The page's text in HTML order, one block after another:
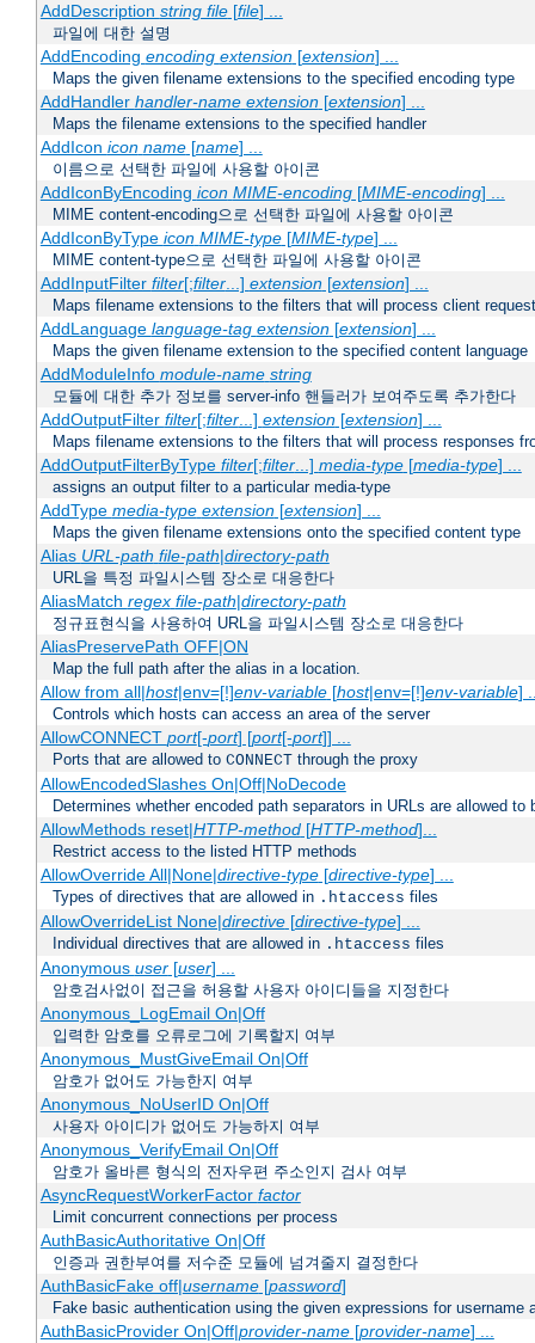
AddDescription string file[file] ...
파일에 대한 설명
AddEncoding encoding extension[extension] ...
Maps the given filename extensions to the specified encoding type
AddHandler handler-name extension[extension] ...
Maps the filename extensions to the specified handler
AddIcon icon name[name] ...
이름으로 선택한 파일에 사용할 아이콘
AddIconByEncoding icon MIME-encoding[MIME-encoding] ...
MIME content-encoding으로 선택한 파일에 사용할 아이콘
AddIconByType icon MIME-type[MIME-type] ...
MIME content-type으로 선택한 파일에 사용할 아이콘
AddInputFilter filter[;filter...] extension[extension] ...
Maps filename extensions to the filters that will process client
AddLanguage language-tag extension[extension] ...
Maps the given filename extension to the specified content language
AddModuleInfo module-name string
모듈에 대한 추가 정보를 server-info 핸들러가 보여주도록 추가한다
AddOutputFilter filter[;filter...] extension[extension] ...
Maps filename extensions to the filters that will process responses
AddOutputFilterByType filter[;filter...] media-type[media-type] ...
assigns an output filter to a particular media-type
AddType media-type extension[extension] ...
Maps the given filename extensions onto the specified content type
Alias URL-path file-path|directory-path
URL을 특정 파일시스템 장소로 대응한다
AliasMatch regex file-path|directory-path
정규표현식을 사용하여 URL을 파일시스템 장소로 대응한다
AliasPreservePath OFF|ON
Map the full path after the alias in a location.
Allow from all|host|env=[!]env-variable[host|env=[!]env-variable]
Controls which hosts can access an area of the server
AllowCONNECT port[-port] [port[-port]] ...
Ports that are allowed to CONNECT through the proxy
AllowEncodedSlashes On|Off|NoDecode
Determines whether encoded path separators in URLs are allowed to
AllowMethods reset|HTTP-method[HTTP-method]...
Restrict access to the listed HTTP methods
AllowOverride All|None|directive-type[directive-type] ...
Types of directives that are allowed in .htaccess files
AllowOverrideList None|directive[directive-type] ...
Individual directives that are allowed in .htaccess files
Anonymous user[user] ...
암호검사없이 접근을 허용할 사용자 아이디들을 지정한다
Anonymous_LogEmail On|Off
입력한 암호를 오류로그에 기록할지 여부
Anonymous_MustGiveEmail On|Off
암호가 없어도 가능한지 여부
Anonymous_NoUserID On|Off
사용자 아이디가 없어도 가능하지 여부
Anonymous_VerifyEmail On|Off
암호가 올바른 형식의 전자우편 주소인지 검사 여부
AsyncRequestWorkerFactor factor
Limit concurrent connections per process
AuthBasicAuthoritative On|Off
인증과 권한부여를 저수준 모듈에 넘겨줄지 결정한다
AuthBasicFake off|username[password]
Fake basic authentication using the given expressions for username
AuthBasicProvider On|Off|provider-name[provider-name] ...